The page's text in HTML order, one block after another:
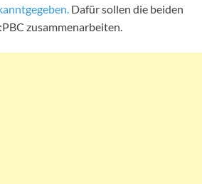
Dafür sollen die beiden
zusammenarbeiten.